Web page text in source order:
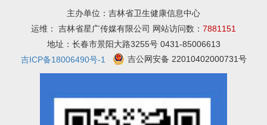
主办单位：吉林省卫生健康信息中心
运维： 吉林省星广传媒有限公司 网站访问数： 7881151
地址：长春市景阳大路3255号 0431-85006613
吉ICP备18006490号-1
吉公网安备 22010402000731号